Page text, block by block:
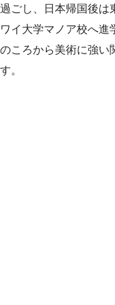
過ごし、日本帰国後は
ワイ大学マノア校へ進
のころから美術に強い
す。